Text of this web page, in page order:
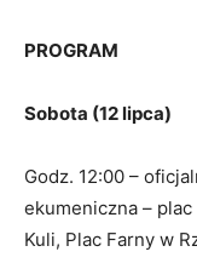
PROGRAM
Sobota (12 lipca)
Godz. 12:00 –
ekumeniczna –
Kuli, Plac Farny w